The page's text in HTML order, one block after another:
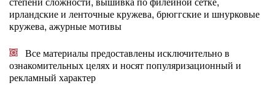
ирландские и ленточные кружева, брюггские и шнурковые
кружева, ажурные мотивы
Все материалы предоставлены исключительно в
ознакомительных целях и носят популяризационный и
рекламный характер